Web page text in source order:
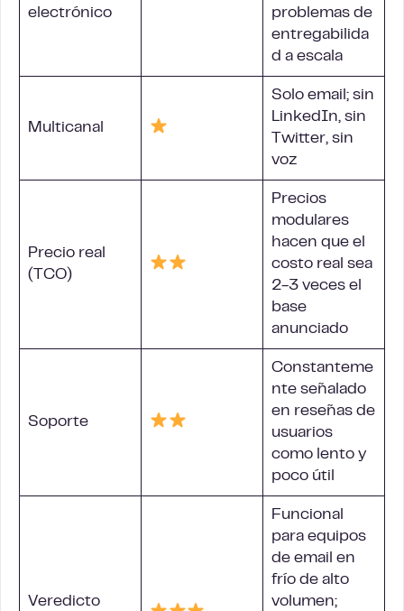
electrónico
problemas de
entregabilida
d a escala
Multicanal
Solo email; sin
LinkedIn, sin
Twitter, sin
voz
Precio real
(TCO)
Precios
modulares
hacen que el
costo real sea
2-3 veces el
base
anunciado
Soporte
Constanteme
nte señalado
en reseñas de
usuarios
como lento y
poco útil
Veredicto
Funcional
para equipos
de email en
frío de alto
volumen;